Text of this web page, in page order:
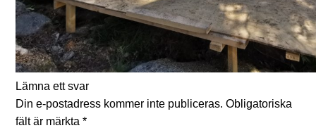
Lämna ett svar
Din e-postadress kommer inte publiceras. Obligatoriska
fält är märkta*